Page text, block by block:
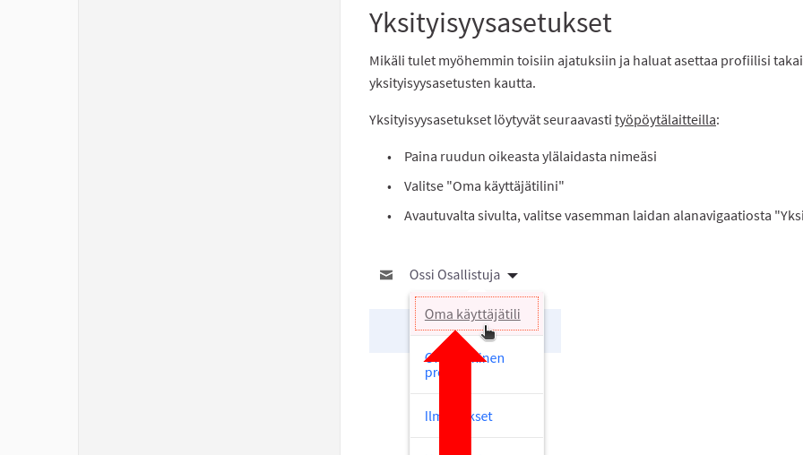
Yksityisyysasetukset
Mikäli tulet myöhemmin toisiin ajatuksiin ja haluat asettaa profiilisi
yksityisyysasetusten kautta.
Yksityisyysasetukset löytyvät seuraavasti työpöytälaitteilla:
Paina ruudun oikeasta ylälaidasta nimeäsi
Valitse "Oma käyttäjätilini"
Avautuvalta sivulta, valitse vasemman laidan alanavigaatiosta